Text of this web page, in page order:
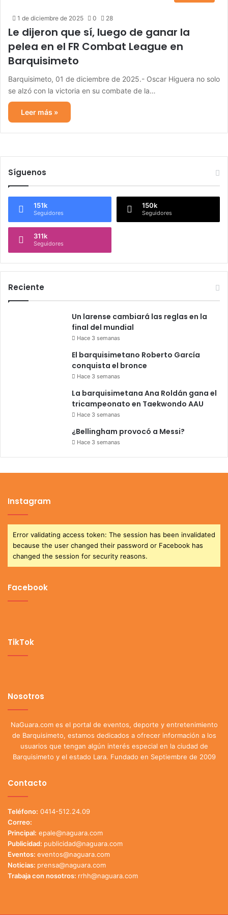
1 de diciembre de 2025 0 28
Le dijeron que sí, luego de ganar la
pelea en el FR Combat League en
Barquisimeto
Barquisimeto, 01 de diciembre de 2025.- Oscar Higuera no solo
se alzó con la victoria en su combate de la…
Leer más »
Síguenos
151k
Seguidores
150k
Seguidores
311k
Seguidores
Reciente
Un larense cambiará las reglas en la
final del mundial
Hace 3 semanas
El barquisimetano Roberto García
conquista el bronce
Hace 3 semanas
La barquisimetana Ana Roldán gana el
tricampeonato en Taekwondo AAU
Hace 3 semanas
¿Bellingham provocó a Messi?
Hace 3 semanas
Instagram
Error validating access token: The session has been invalidated
because the user changed their password or Facebook has
changed the session for security reasons.
Facebook
TikTok
Nosotros
NaGuara.com es el portal de eventos, deporte y entretenimiento
de Barquisimeto, estamos dedicados a ofrecer información a los
usuarios que tengan algún interés especial en la ciudad de
Barquisimeto y el estado Lara. Fundado en Septiembre de 2009
Contacto
Teléfono: 0414-512.24.09
Correo:
Principal: epale@naguara.com
Publicidad: publicidad@naguara.com
Eventos: eventos@naguara.com
Noticias: prensa@naguara.com
Trabaja con nosotros: rrhh@naguara.com